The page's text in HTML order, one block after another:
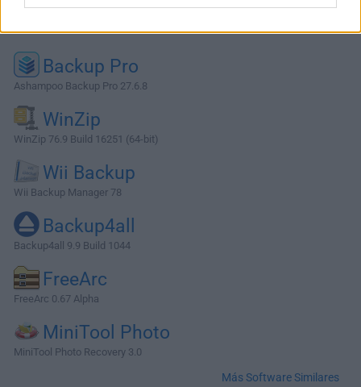
Backup Pro
Ashampoo Backup Pro 27.6.8
WinZip
WinZip 76.9 Build 16251 (64-bit)
Wii Backup
Wii Backup Manager 78
Backup4all
Backup4all 9.9 Build 1044
FreeArc
FreeArc 0.67 Alpha
MiniTool Photo
MiniTool Photo Recovery 3.0
Más Software Similares